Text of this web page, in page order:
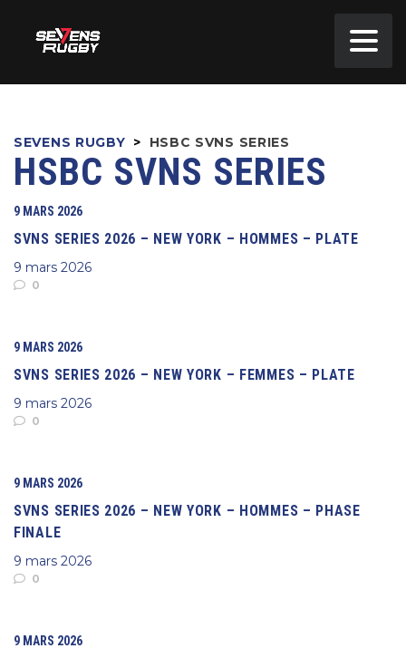
SEVENS RUGBY > HSBC SVNS SERIES
HSBC SVNS SERIES
9 MARS 2026
SVNS SERIES 2026 – NEW YORK – HOMMES – PLATE
9 mars 2026
0
9 MARS 2026
SVNS SERIES 2026 – NEW YORK – FEMMES – PLATE
9 mars 2026
0
9 MARS 2026
SVNS SERIES 2026 – NEW YORK – HOMMES – PHASE
FINALE
9 mars 2026
0
9 MARS 2026